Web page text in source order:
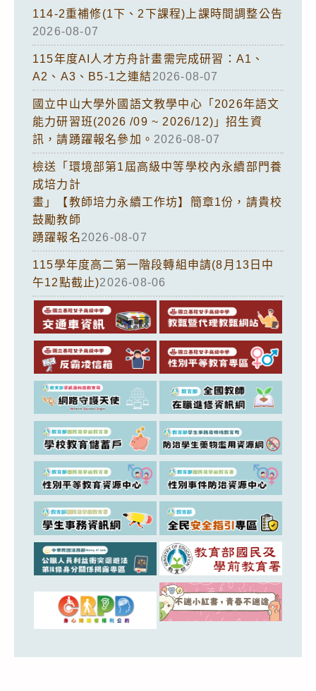
114-2重補修(1下、2下課程)上課時間調整公告
2026-08-07
115年度AI人才方舟計畫需完成研習：A1、
A2、A3、B5-1之連結2026-08-07
國立中山大學外國語文教學中心「2026年語文
能力研習班(2026 /09 ~ 2026/12)」招生資
訊，請踴躍報名參加。 2026-08-07
檢送「環境部第1屆高級中等學校內永續部門養
成培力計
畫」【教師培力永續工作坊】簡章1份，請貴校
鼓勵教師
踴躍報名2026-08-07
115學年度高二第一階段轉組申請(8月13日中
午12點截止)2026-08-06